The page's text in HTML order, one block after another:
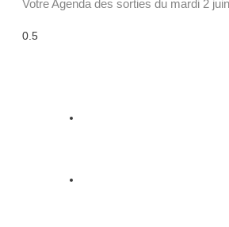
Votre Agenda des sorties du mardi 2